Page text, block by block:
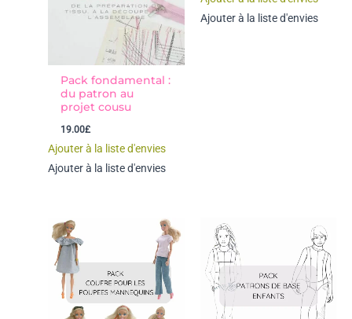
Pack fondamental :
du patron au
projet cousu
19.00£
Ajouter à la liste d'envies
Ajouter à la liste d'envies
était :
7.80€.1.85€.
Ajouter à la liste d'envies